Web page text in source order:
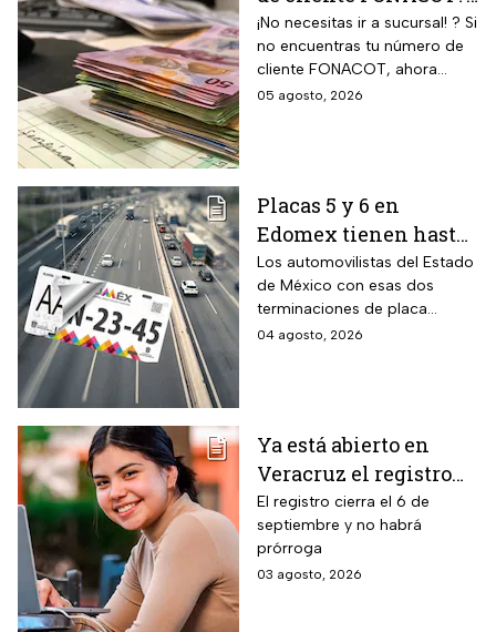
Así puedes
recuperarlo y
consultar tu crédito
2026
¡No necesitas ir a sucursal! ? Si
no encuentras tu número de
cliente FONACOT, ahora
puedes recuperarlo y
05 agosto, 2026
Placas 5 y 6 en
Edomex tienen hasta
el 31 de agosto 2026
para realizar la
verificación
vehicular o recibirán
Los automovilistas del Estado
de México con esas dos
terminaciones de placa
enfrentan el cierre de su
sanción de miles de pesos.
04 agosto, 2026
Ya está abierto en
Veracruz el registro
para becas de hasta
$3,000 pesos para
estudiantes de todos
los niveles: fecha
El registro cierra el 6 de
septiembre y no habrá
prórroga
03 agosto, 2026